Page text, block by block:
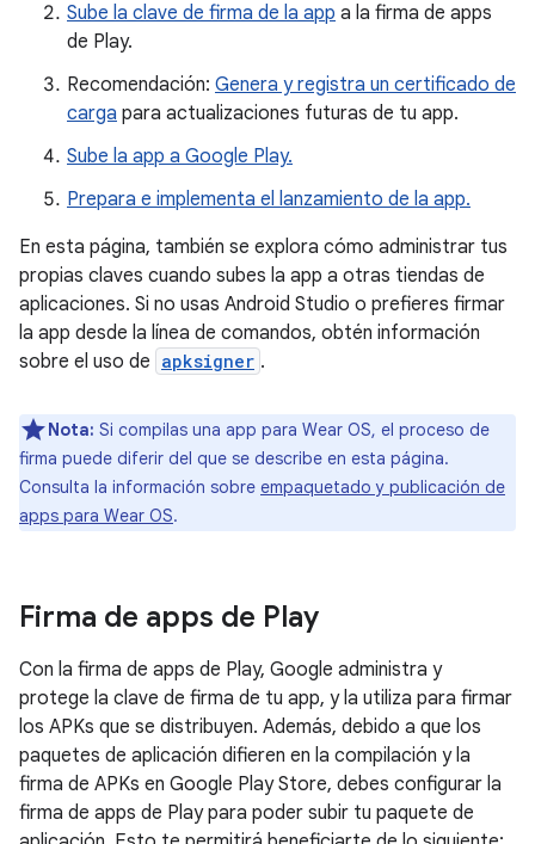
Sube la clave de firma de la app a la firma de apps
de Play.
Recomendación: Genera y registra un certificado de
carga para actualizaciones futuras de tu app.
Sube la app a Google Play.
Prepara e implementa el lanzamiento de la app.
En esta página, también se explora cómo administrar tus
propias claves cuando subes la app a otras tiendas de
aplicaciones. Si no usas Android Studio o prefieres firmar
la app desde la línea de comandos, obtén información
sobre el uso de apksigner .
Nota: Si compilas una app para Wear OS, el proceso de
firma puede diferir del que se describe en esta página.
Consulta la información sobre empaquetado y publicación de
apps para Wear OS.
Firma de apps de Play
Con la firma de apps de Play, Google administra y
protege la clave de firma de tu app, y la utiliza para firmar
los APKs que se distribuyen. Además, debido a que los
paquetes de aplicación difieren en la compilación y la
firma de APKs en Google Play Store, debes configurar la
firma de apps de Play para poder subir tu paquete de